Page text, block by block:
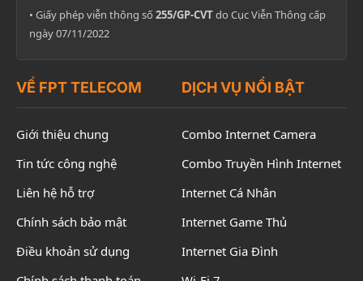
• Giấy phép viễn thông số 255/GP-CVTdo Cục Viễn Thông cấp
ngày 07/11/2022
VỀ FPT TELECOM
Giới thiệu chung
Tin tức công nghệ
Liên hệ hỗ trợ
Chính sách bảo mật
Điều khoản sử dụng
DỊCH VỤ NỔI BẬT
Combo Internet Camera
Combo Truyền Hình Internet
Internet Cá Nhân
Internet Game Thủ
Internet Gia Đình